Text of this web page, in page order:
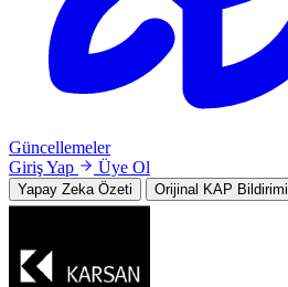
Güncellemeler
Giriş Yap
Üye Ol
Yapay Zeka Özeti Orijinal KAP Bildirimi